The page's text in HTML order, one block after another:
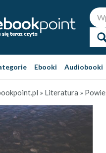
Ebooki Audiobooki
» Literatura »